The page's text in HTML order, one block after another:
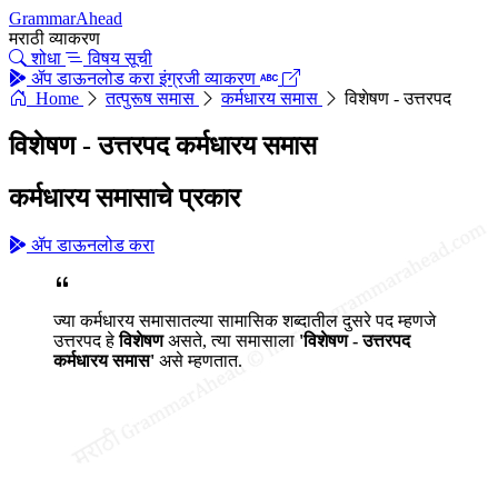
GrammarAhead
मराठी व्याकरण
शोधा
विषय सूची
ॲप डाऊनलोड करा इंग्रजी व्याकरण
Home
तत्पुरूष समास कर्मधारय समास विशेषण - उत्तरपद
विशेषण - उत्तरपद कर्मधारय समास
कर्मधारय समासाचे प्रकार
ॲप डाऊनलोड करा
ज्या कर्मधारय समासातल्या सामासिक शब्दातील दुसरे पद म्हणजे
उत्तरपद हेविशेषणअसते, त्या समासाला 'विशेषण - उत्तरपद
कर्मधारय समास' असे म्हणतात.